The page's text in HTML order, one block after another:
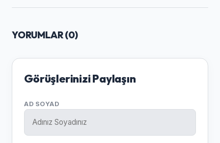
YORUMLAR (0)
Görüşlerinizi Paylaşın
AD SOYAD